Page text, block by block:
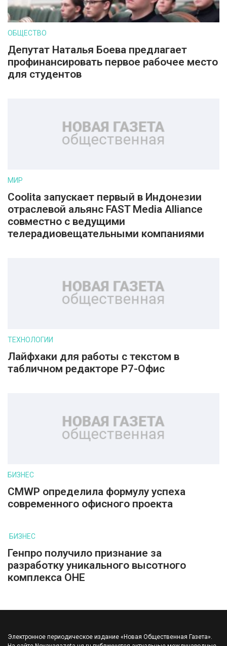
ОБЩЕСТВО
Депутат Наталья Боева предлагает
профинансировать первое рабочее место
для студентов
МИР
Coolita запускает первый в Индонезии
отраслевой альянс FAST Media Alliance
совместно с ведущими
телерадиовещательными компаниями
ТЕХНОЛОГИИ
Лайфхаки для работы с текстом в
табличном редакторе Р7-Офис
БИЗНЕС
CMWP определила формулу успеха
современного офисного проекта
БИЗНЕС
Генпро получило признание за
разработку уникального высотного
комплекса ОНЕ
Электронное периодическое издание «Новая Общественная Газета».